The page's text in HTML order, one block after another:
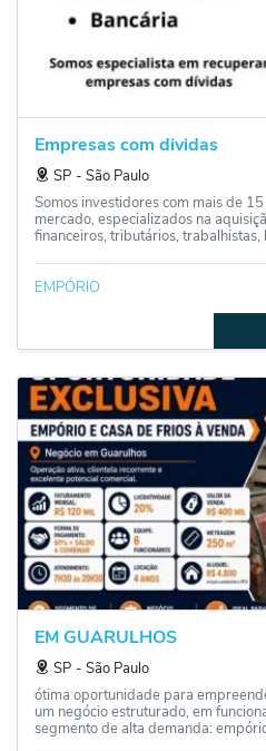
Empresas com dividas
SP ‐ São Paulo
Somos investidores com mais de
mercado, especializados na
financeiros, tributários, trabalhistas,
EMPÓRIO
EM GUARULHOS
SP ‐ São Paulo
ótima oportunidade para
um negócio estruturado, em
segmento de alta demanda: